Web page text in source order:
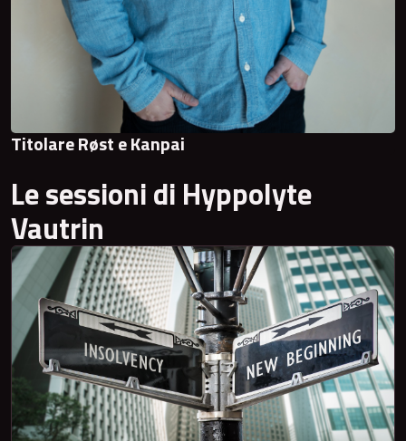
Titolare Røst e Kanpai
Le sessioni di Hyppolyte
Vautrin